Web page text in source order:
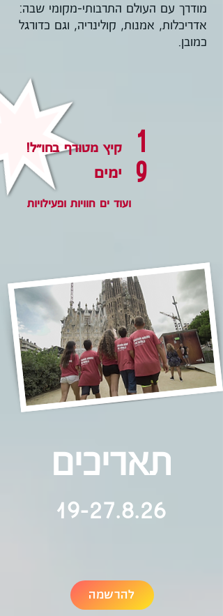
מודרך עם העולם התרבותי-מקומי שבה:
אדריכלות, אמנות, קולינריה, וגם כדורגל
כמובן.
1 קיץ מטורף בחו״ל!
9 ימים
ועוד ים חוויות ופעילויות
תאריכים
19-27.8.26
להרשמה